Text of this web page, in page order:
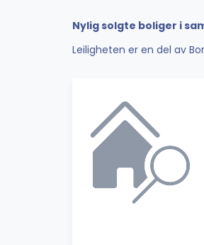
Nylig solgte boliger i
Leiligheten er en del av